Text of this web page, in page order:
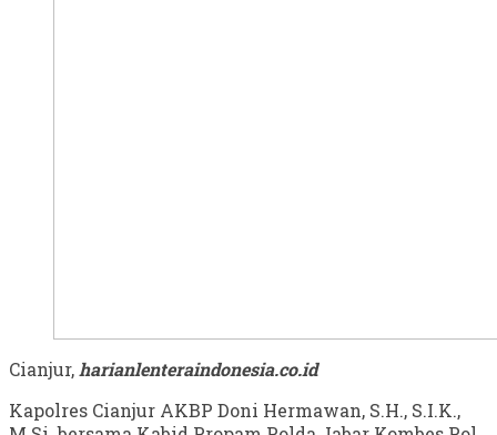
Cianjur,harianlenteraindonesia.co.id
Kapolres Cianjur AKBP Doni Hermawan, S.H., S.I.K.,